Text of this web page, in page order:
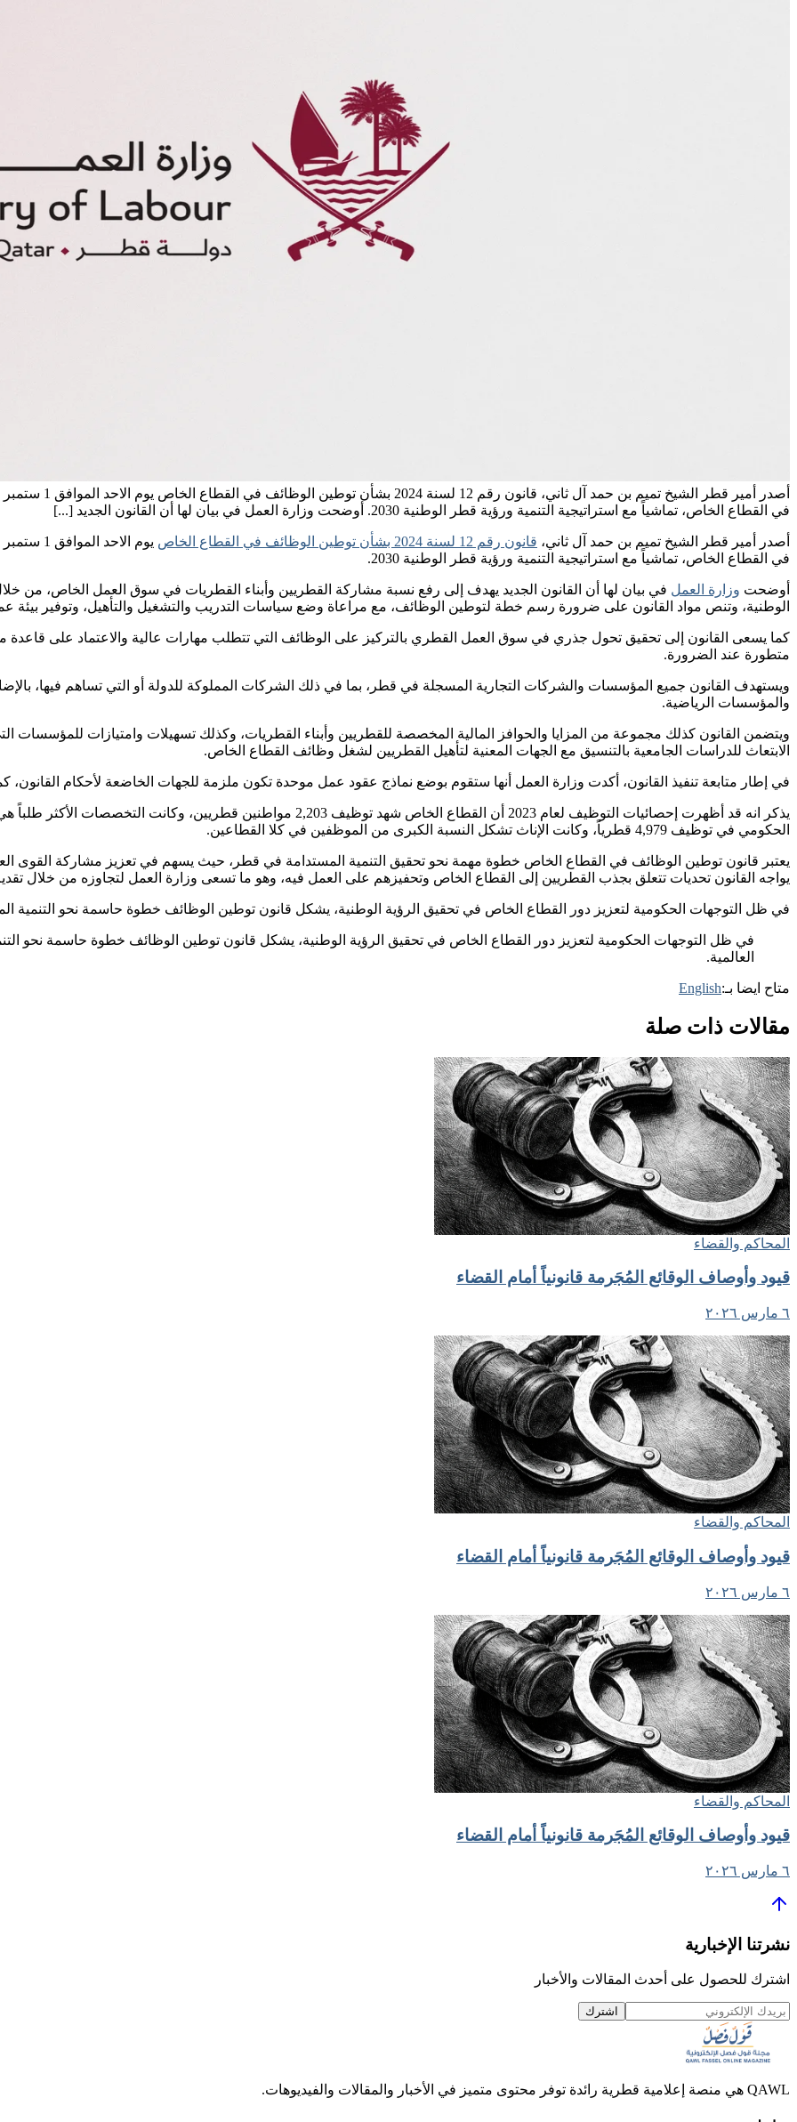
في القطاع الخاص، تماشياً مع استراتيجية التنمية ورؤية قطر الوطنية 2030. أوضحت وزارة العمل في بيان لها أن القانون الجديد [...]
أصدر أمير قطر الشيخ تميم بن حمد آل ثاني، قانون رقم 12 لسنة 2024 بشأن توطين الوظائف في القطاع الخاص
في القطاع الخاص، تماشياً مع استراتيجية التنمية ورؤية قطر الوطنية 2030.
أوضحت وزارة العمل في بيان لها أن القانون الجديد يهدف إلى رفع نسبة مشاركة القطريين وأبناء القطريات في سوق العمل الخاص، من
الوطنية، وتنص مواد القانون على ضرورة رسم خطة لتوطين الوظائف، مع مراعاة وضع سياسات التدريب والتشغيل والتأهيل، وتوفير بيئة
كما يسعى القانون إلى تحقيق تحول جذري في سوق العمل القطري بالتركيز على الوظائف التي تتطلب مهارات عالية والاعتماد على قاعدة
متطورة عند الضرورة.
ويستهدف القانون جميع المؤسسات والشركات التجارية المسجلة في قطر، بما في ذلك الشركات المملوكة للدولة أو التي تساهم فيها،
والمؤسسات الرياضية.
ويتضمن القانون كذلك مجموعة من المزايا والحوافز المالية المخصصة للقطريين وأبناء القطريات، وكذلك تسهيلات وامتيازات للمؤسسات
الابتعاث للدراسات الجامعية بالتنسيق مع الجهات المعنية لتأهيل القطريين لشغل وظائف القطاع الخاص.
في إطار متابعة تنفيذ القانون، أكدت وزارة العمل أنها ستقوم بوضع نماذج عقود عمل موحدة تكون ملزمة للجهات الخاضعة لأحكام
يذكر انه قد أظهرت إحصائيات التوظيف لعام 2023 أن القطاع الخاص شهد توظيف 2,203
الحكومي في توظيف 4,979 قطرياً، وكانت الإناث تشكل النسبة الكبرى من الموظفين في كلا القطاعين.
يعتبر قانون توطين الوظائف في القطاع الخاص خطوة مهمة نحو تحقيق التنمية المستدامة في قطر، حيث يسهم في تعزيز مشاركة القوى
يواجه القانون تحديات تتعلق بجذب القطريين إلى القطاع الخاص وتحفيزهم على العمل فيه، وهو ما تسعى وزارة العمل لتجاوزه من خلال
في ظل التوجهات الحكومية لتعزيز دور القطاع الخاص في تحقيق الرؤية الوطنية، يشكل قانون توطين الوظائف خطوة حاسمة نحو التنمية
في ظل التوجهات الحكومية لتعزيز دور القطاع الخاص في تحقيق الرؤية الوطنية، يشكل قانون توطين الوظائف خطوة حاسمة نحو
العالمية.
متاح ايضا بـ:English
مقالات ذات صلة
المحاكم والقضاء
قيود وأوصاف الوقائع المُجَرمة قانونياً أمام القضاء
٦ مارس ٢٠٢٦
المحاكم والقضاء
قيود وأوصاف الوقائع المُجَرمة قانونياً أمام القضاء
٦ مارس ٢٠٢٦
المحاكم والقضاء
قيود وأوصاف الوقائع المُجَرمة قانونياً أمام القضاء
٦ مارس ٢٠٢٦
نشرتنا الإخبارية
اشترك للحصول على أحدث المقالات والأخبار
اشترك
QAWL هي منصة إعلامية قطرية رائدة توفر محتوى متميز في الأخبار والمقالات والفيديوهات.